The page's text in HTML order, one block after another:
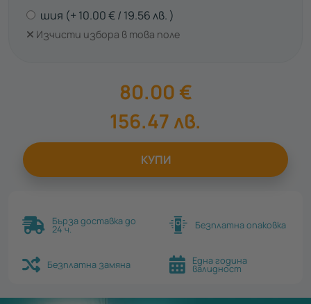
шия
10.00€ 19.56лв.
Изчисти избора в това поле
80.00 €
156.47лв.
КУПИ
Бърза доставка до
24 ч. Безплатна опаковка
Безплатна замяна Една година
валидност